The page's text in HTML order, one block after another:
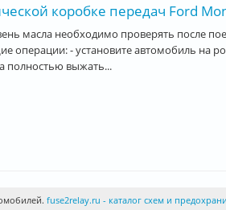
коробке передач Ford
масла необходимо проверять после
операции: - установите автомобиль на
полностью выжать...
fuse2relay.ru - каталог схем и